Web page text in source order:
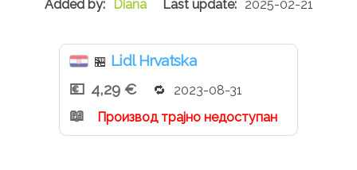
Diana 2025-02-21
🏪 Lidl Hrvatska
4,29 €
2023-08-31
Производ трајно недоступан